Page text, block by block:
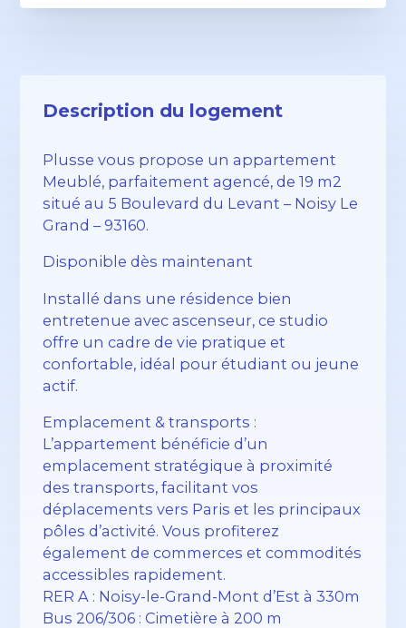
Description du logement
Plusse vous propose un appartement
Meublé, parfaitement agencé, de 19 m2
situé au 5 Boulevard du Levant – Noisy Le
Grand – 93160.
Disponible dès maintenant
Installé dans une résidence bien
entretenue avec ascenseur, ce studio
offre un cadre de vie pratique et
confortable, idéal pour étudiant ou jeune
actif.
Emplacement & transports :
L’appartement bénéficie d’un
emplacement stratégique à proximité
des transports, facilitant vos
déplacements vers Paris et les principaux
pôles d’activité. Vous profiterez
également de commerces et commodités
accessibles rapidement.
RER A : Noisy-le-Grand-Mont d’Est à 330m
Bus 206/306 : Cimetière à 200 m